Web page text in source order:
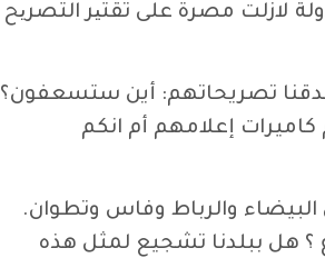
لازلت مصرة على تقتیر التصریح
صدقنا تصريحاتهم: أين ستسعفون؟
إعلامهم أم انكم
والرباط وفاس وتطوان.
؟ هل ببلدنا تشجيع لمثل هذه